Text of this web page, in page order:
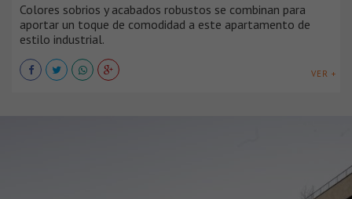
Colores sobrios y acabados robustos se combinan para
aportar un toque de comodidad a este apartamento de
estilo industrial.
VER +